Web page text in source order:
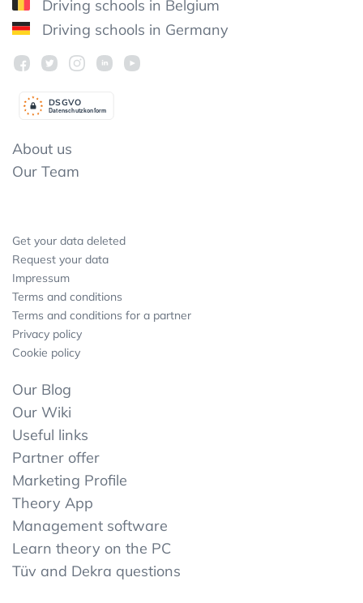
Driving schools in Belgium
Driving schools in Germany
Datenschutzkonform
DSGVO
About us
Our Team
Get your data deleted
Request your data
Impressum
Terms and conditions
Terms and conditions for a partner
Privacy policy
Cookie policy
Our Blog
Our Wiki
Useful links
Partner offer
Marketing Profile
Theory App
Management software
Learn theory on the PC
Tüv and Dekra questions